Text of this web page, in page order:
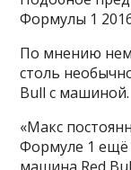
Формулы 1
По мнению
столь
Bull c машиной.
«Макс
Формуле 1 ещё